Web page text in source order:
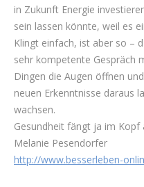
in Zukunft Energie
sein lassen könnte, weil es
Klingt einfach, ist aber so –
sehr kompetente Gespräch
Dingen die Augen öffnen
neuen Erkenntnisse daraus
wachsen.
Gesundheit fängt ja im Kopf
Melanie Pesendorfer
http://www.besserleben-